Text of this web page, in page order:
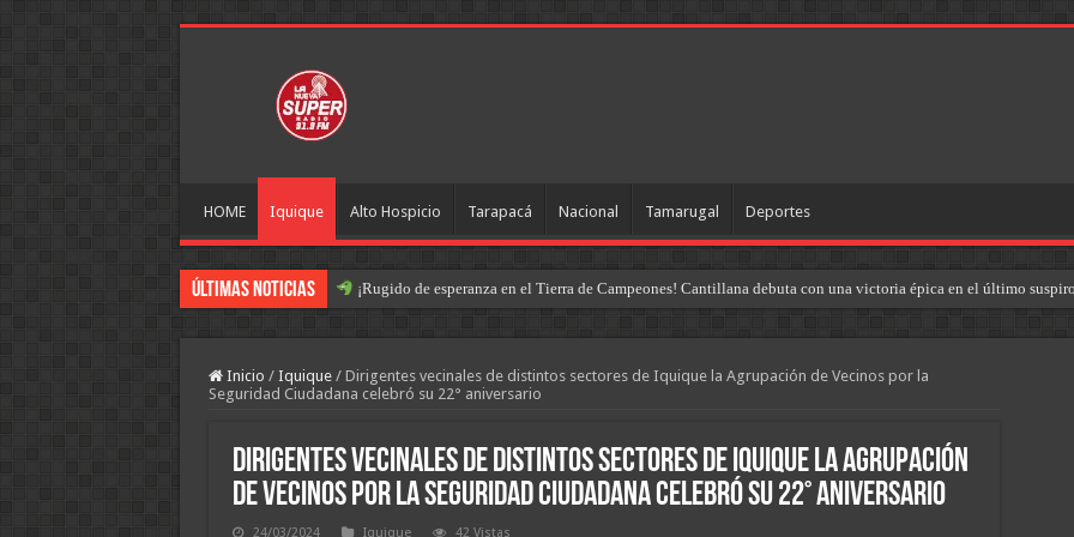
HOME Iquique Alto Hospicio Tarapacá Nacional Tamarugal Deportes
Últimas Noticias ¡Rugido de esperanza en el Tierra de Campeones! Cantillana debuta con una victoria épica en el último
Inicio / Iquique / Dirigentes vecinales de distintos sectores de Iquique la Agrupación de Vecinos por la
Seguridad Ciudadana celebró su 22° aniversario
Dirigentes vecinales de distintos sectores de Iquique la Agrupación
de Vecinos por la Seguridad Ciudadana celebró su 22° aniversario
24/03/2024 Iquique 42 Vistas